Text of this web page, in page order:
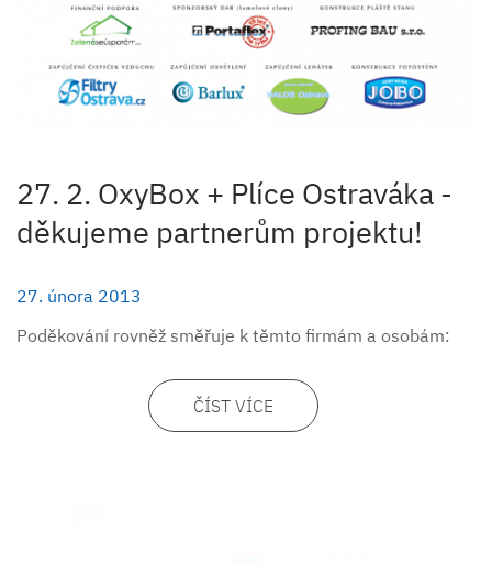
27. 2. OxyBox + Plíce Ostraváka -
děkujeme partnerům projektu!
27. února 2013
Poděkování rovněž směřuje k těmto firmám a osobám:
ČÍST VÍCE